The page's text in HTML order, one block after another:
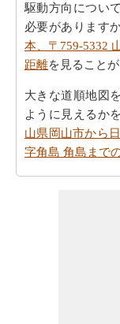
駆動方向につい
必要があります
本、〒759-5332
距離を見ること
大きな道順地図
ように見えるか
山県岡山市から
字角島 角島まで